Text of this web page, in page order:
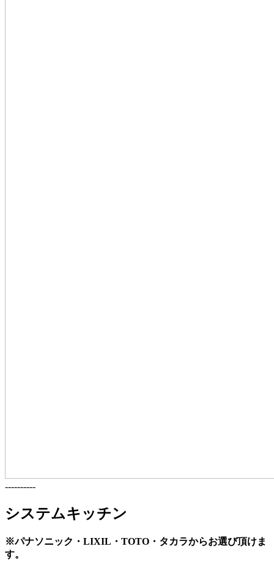
----------
システムキッチン
※パナソニック・LIXIL・TOTO・タカラからお選び頂けま
す。